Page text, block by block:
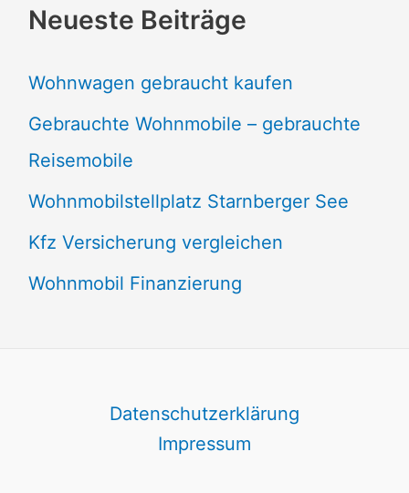
Neueste Beiträge
Wohnwagen gebraucht kaufen
Gebrauchte Wohnmobile – gebrauchte
Reisemobile
Wohnmobilstellplatz Starnberger See
Kfz Versicherung vergleichen
Wohnmobil Finanzierung
Datenschutzerklärung
Impressum